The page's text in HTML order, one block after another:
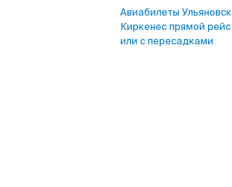
Авиабилеты Ульяновск
Киркенес прямой рейс
или с пересадками